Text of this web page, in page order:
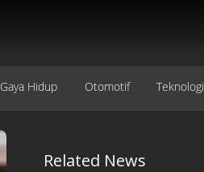
Gaya Hidup Otomotif Teknologi
Related News